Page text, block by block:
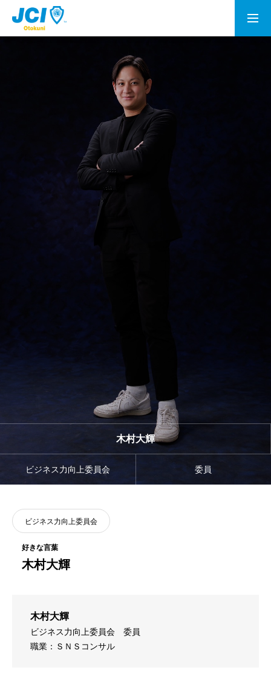
会員募集
木村大輝
ビジネス力向上委員会 委員
ビジネス力向上委員会
木村大輝
木村大輝
ビジネス力向上委員会
委員
職業：ＳＮＳコンサル